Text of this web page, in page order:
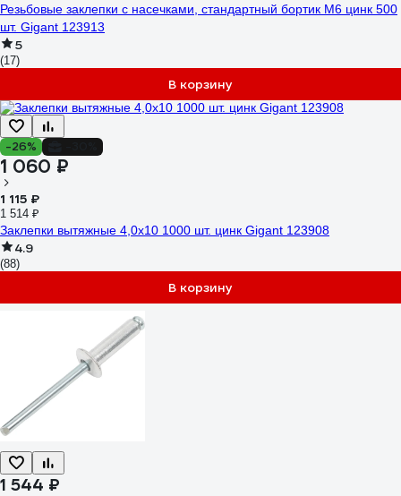
Резьбовые заклепки с насечками, стандартный бортик М6 цинк 500
шт. Gigant 123913
5
(17)
В корзину
-26%
1 060 ₽
1 115 ₽
1 514 ₽
Заклепки вытяжные 4,0x10 1000 шт. цинк Gigant 123908
4.9
(88)
В корзину
1 544 ₽